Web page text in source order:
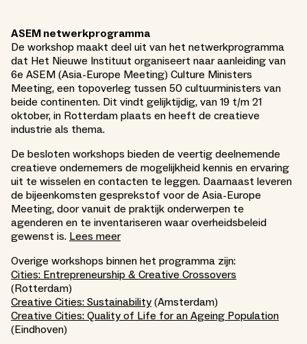
ASEM netwerkprogramma
De workshop maakt deel uit van het netwerkprogramma
dat Het Nieuwe Instituut organiseert naar aanleiding van
6e ASEM (Asia-Europe Meeting) Culture Ministers
Meeting, een topoverleg tussen 50 cultuurministers van
beide continenten. Dit vindt gelijktijdig, van 19 t/m 21
oktober, in Rotterdam plaats en heeft de creatieve
industrie als thema.
De besloten workshops bieden de veertig deelnemende
creatieve ondernemers de mogelijkheid kennis en ervaring
uit te wisselen en contacten te leggen. Daarnaast leveren
de bijeenkomsten gesprekstof voor de Asia-Europe
Meeting, door vanuit de praktijk onderwerpen te
agenderen en te inventariseren waar overheidsbeleid
gewenst is. Lees meer
Overige workshops binnen het programma zijn:
Cities: Entrepreneurship & Creative Crossovers
(Rotterdam)
Creative Cities: Sustainability (Amsterdam)
Creative Cities: Quality of Life for an Ageing Population
(Eindhoven)